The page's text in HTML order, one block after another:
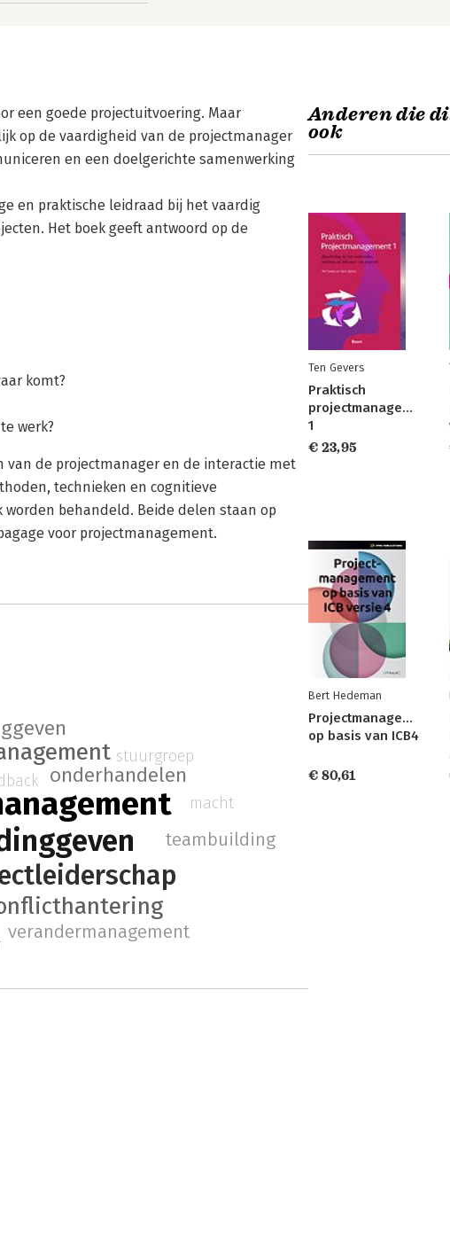
een goede projectuitvoering. Maar
op de vaardigheid van de projectmanager
en een doelgerichte samenwerking
en praktische leidraad bij het vaardig
Het boek geeft antwoord op de
komt?
werk?
van de projectmanager en de interactie met
technieken en cognitieve
behandeld. Beide delen staan op
voor projectmanagement.
onderhandelen
teambuilding
verandermanagement
stuurgroep
macht
Anderen die
ook
Ten Gevers
Praktisch
projectmanagement
1
€ 23,95
Bert Hedeman
Projectmanagement
op basis van ICB4
€ 80,61